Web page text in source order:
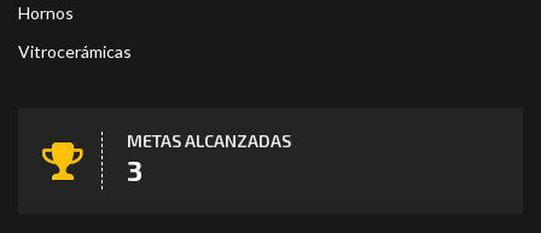
Hornos
Vitrocerámicas
METAS ALCANZADAS
3